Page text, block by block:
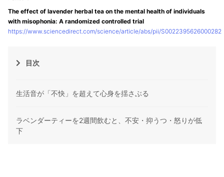
The effect of lavender herbal tea on the mental health of individuals
with misophonia: A randomized controlled trial
https://www.sciencedirect.com/science/article/abs/pii/S0022395626000282
目次
生活音が「不快」を超えて心身を揺さぶる
ラベンダーティーを2週間飲むと、不安・抑うつ・怒りが低
下